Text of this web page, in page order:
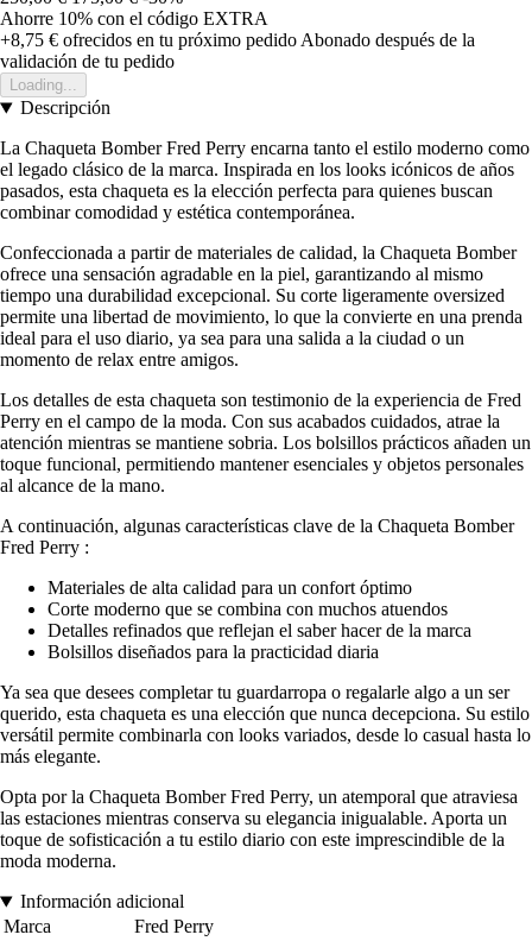
Ahorre 10% con el código EXTRA
+8,75 € ofrecidos en tu próximo pedido Abonado después de la
validación de tu pedido
Loading...
Descripción
La Chaqueta Bomber Fred Perry encarna tanto el estilo moderno como
el legado clásico de la marca. Inspirada en los looks icónicos de años
pasados, esta chaqueta es la elección perfecta para quienes buscan
combinar comodidad y estética contemporánea.
Confeccionada a partir de materiales de calidad, la Chaqueta Bomber
ofrece una sensación agradable en la piel, garantizando al mismo
tiempo una durabilidad excepcional. Su corte ligeramente oversized
permite una libertad de movimiento, lo que la convierte en una prenda
ideal para el uso diario, ya sea para una salida a la ciudad o un
momento de relax entre amigos.
Los detalles de esta chaqueta son testimonio de la experiencia de Fred
Perry en el campo de la moda. Con sus acabados cuidados, atrae la
atención mientras se mantiene sobria. Los bolsillos prácticos añaden un
toque funcional, permitiendo mantener esenciales y objetos personales
al alcance de la mano.
A continuación, algunas características clave de la Chaqueta Bomber
Fred Perry :
Materiales de alta calidad para un confort óptimo
Corte moderno que se combina con muchos atuendos
Detalles refinados que reflejan el saber hacer de la marca
Bolsillos diseñados para la practicidad diaria
Ya sea que desees completar tu guardarropa o regalarle algo a un ser
querido, esta chaqueta es una elección que nunca decepciona. Su estilo
versátil permite combinarla con looks variados, desde lo casual hasta lo
más elegante.
Opta por la Chaqueta Bomber Fred Perry, un atemporal que atraviesa
las estaciones mientras conserva su elegancia inigualable. Aporta un
toque de sofisticación a tu estilo diario con este imprescindible de la
moda moderna.
Información adicional
Marca
Fred Perry